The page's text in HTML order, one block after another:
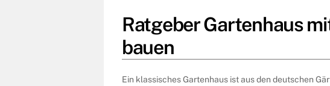
Ratgeber Gartenhaus
bauen
Ein klassisches Gartenhaus ist aus den deutschen